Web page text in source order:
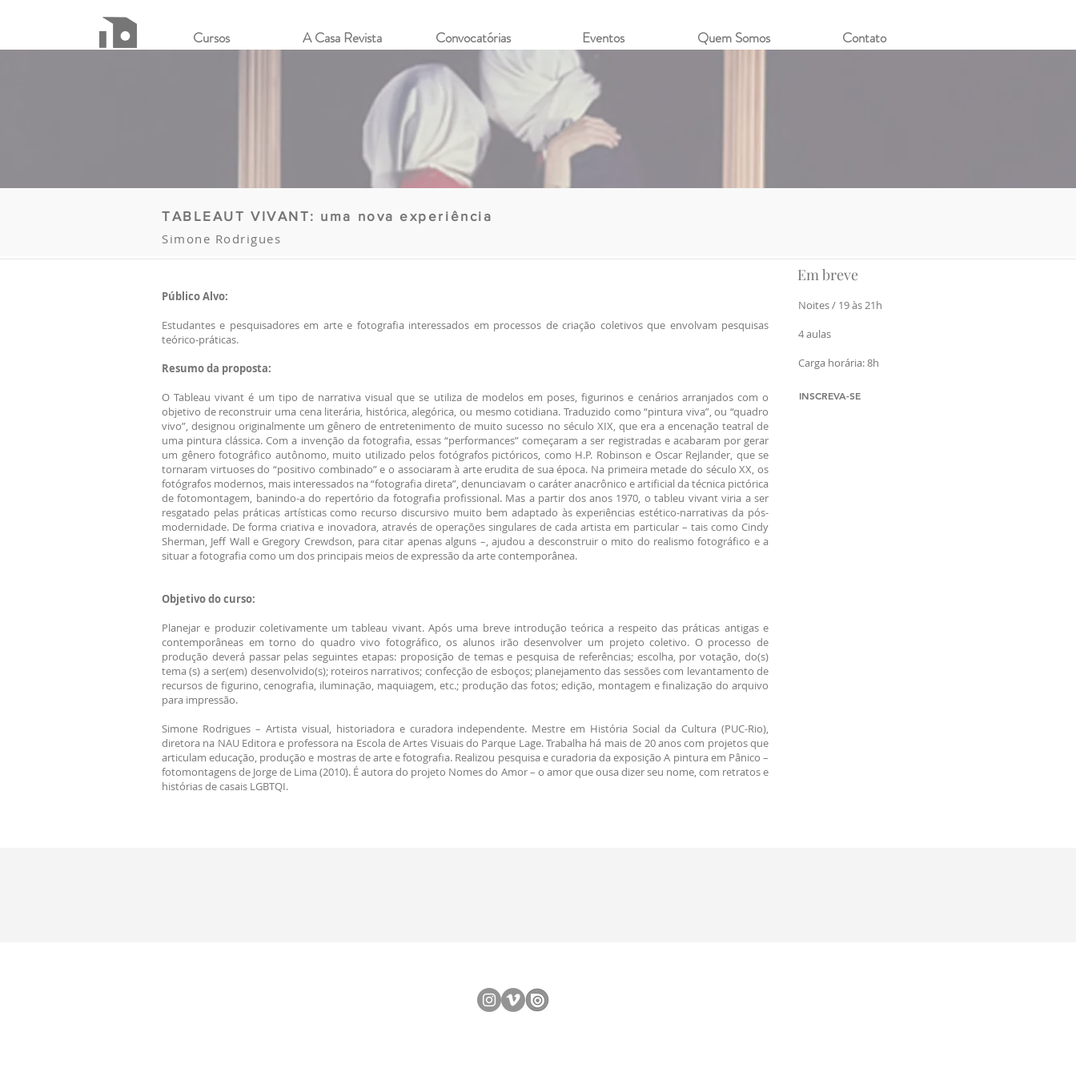
Cursos A Casa Revista Convocatórias Eventos Quem Somos Contato
TABLEAUT VIVANT: uma nova experiência
Simone Rodrigues
Público Alvo:
Estudantes e pesquisadores em arte e fotografia interessados em processos de criação coletivos que envolvam pesquisas
teórico-práticas.
Resumo da proposta:
O Tableau vivant é um tipo de narrativa visual que se utiliza de modelos em poses, figurinos e cenários arranjados com o
objetivo de reconstruir uma cena literária, histórica, alegórica, ou mesmo cotidiana. Traduzido como “pintura viva”, ou “quadro
vivo”, designou originalmente um gênero de entretenimento de muito sucesso no século XIX, que era a encenação teatral de
uma pintura clássica. Com a invenção da fotografia, essas “performances” começaram a ser registradas e acabaram por gerar
um gênero fotográfico autônomo, muito utilizado pelos fotógrafos pictóricos, como H.P. Robinson e Oscar Rejlander, que se
tornaram virtuoses do “positivo combinado” e o associaram à arte erudita de sua época. Na primeira metade do século XX, os
fotógrafos modernos, mais interessados na “fotografia direta”, denunciavam o caráter anacrônico e artificial da técnica pictórica
de fotomontagem, banindo-a do repertório da fotografia profissional. Mas a partir dos anos 1970, o tableu vivant viria a ser
resgatado pelas práticas artísticas como recurso discursivo muito bem adaptado às experiências estético-narrativas da pós-
modernidade. De forma criativa e inovadora, através de operações singulares de cada artista em particular – tais como Cindy
Sherman, Jeff Wall e Gregory Crewdson, para citar apenas alguns –, ajudou a desconstruir o mito do realismo fotográfico e a
situar a fotografia como um dos principais meios de expressão da arte contemporânea.
Objetivo do curso:
Planejar e produzir coletivamente um tableau vivant. Após uma breve introdução teórica a respeito das práticas antigas e
contemporâneas em torno do quadro vivo fotográfico, os alunos irão desenvolver um projeto coletivo. O processo de
produção deverá passar pelas seguintes etapas: proposição de temas e pesquisa de referências; escolha, por votação, do(s)
tema (s) a ser(em) desenvolvido(s); roteiros narrativos; confecção de esboços; planejamento das sessões com levantamento de
recursos de figurino, cenografia, iluminação, maquiagem, etc.; produção das fotos; edição, montagem e finalização do arquivo
para impressão.
Simone Rodrigues – Artista visual, historiadora e curadora independente. Mestre em História Social da Cultura (PUC-Rio),
diretora na NAU Editora e professora na Escola de Artes Visuais do Parque Lage. Trabalha há mais de 20 anos com projetos que
articulam educação, produção e mostras de arte e fotografia. Realizou pesquisa e curadoria da exposição A pintura em Pânico –
fotomontagens de Jorge de Lima (2010). É autora do projeto Nomes do Amor – o amor que ousa dizer seu nome, com retratos e
histórias de casais LGBTQI.
Em breve
Noites / 19 às 21h
4 aulas
Carga horária: 8h
INSCREVA-SE